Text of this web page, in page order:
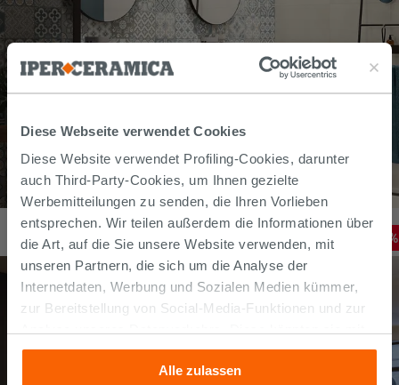
Diese Webseite verwendet Cookies
Diese Website verwendet Profiling-Cookies, darunter
auch Third-Party-Cookies, um Ihnen gezielte
Werbemitteilungen zu senden, die Ihren Vorlieben
entsprechen. Wir teilen außerdem die Informationen über
die Art, auf die Sie unsere Website verwenden, mit
unseren Partnern, die sich um die Analyse der
Internetdaten, Werbung und Sozialen Medien kümmer,
zur Bereitstellung von Social-Media-Funktionen und zur
anderen Informationen, die Sie ihnen geliefert haben oder
die sie aufgrund Ihrer Verwendung ihrer Dienste
Alle zulassen
Fliese Glamour 20X20 Patchworkoptik
24,79€ /M230,99€ ,00%